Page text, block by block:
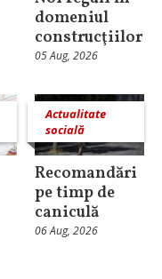
domeniul
construcţiilor
05 Aug, 2026
Actualitate
socială
Recomandări
pe timp de
caniculă
06 Aug, 2026